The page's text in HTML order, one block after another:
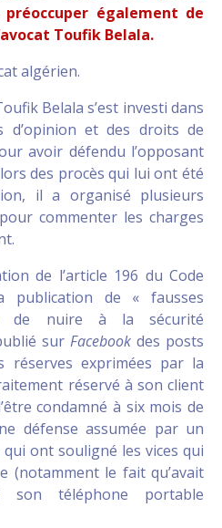
également de
Toufik Belala.
algérien.
Belala s’est investi dans
d’opinion et des droits de
avoir défendu l’opposant
des procès qui lui ont été
il a organisé plusieurs
commenter les charges
de l’article 196 du Code
publication de « fausses
de nuire à la sécurité
sur Facebook des posts
réserves exprimées par la
réservé à son client
condamné à six mois de
défense assumée par un
qui ont souligné les vices qui
(notamment le fait qu’avait
téléphone portable